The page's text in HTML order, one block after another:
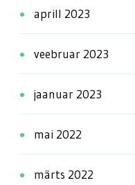
aprill 2023
veebruar 2023
jaanuar 2023
mai 2022
märts 2022